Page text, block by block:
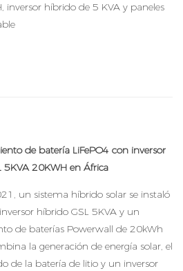
inversor híbrido de 5 KVA y paneles
de batería LiFePO4 con inversor
5KVA 20KWH en África
un sistema híbrido solar se instaló
híbrido GSL 5KVA y un
de baterías Powerwall de 20kWh
la generación de energía solar, el
de la batería de litio y un inversor